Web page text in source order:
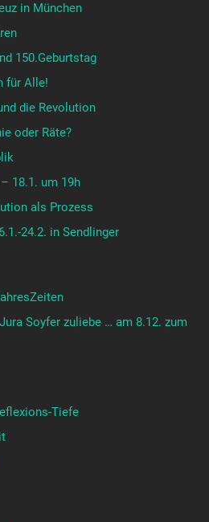
in München
150.Geburtstag
für Alle!
die Revolution
oder Räte?
18.1. um 19h
als Prozess
24.2. in Sendlinger
Soyfer zuliebe … am 8.12. zum
Tiefe